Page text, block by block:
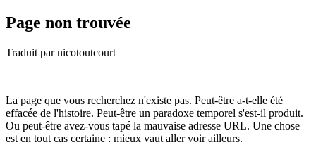
Page non trouvée
Traduit par nicotoutcourt
La page que vous recherchez n'existe pas. Peut-être a-t-elle été
effacée de l'histoire. Peut-être un paradoxe temporel s'est-il produit.
Ou peut-être avez-vous tapé la mauvaise adresse URL. Une chose
est en tout cas certaine : mieux vaut aller voir ailleurs.